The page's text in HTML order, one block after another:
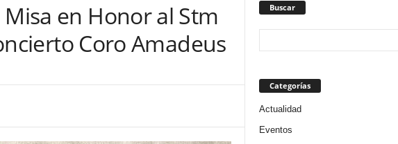
Misa en Honor al Stm
Coro Amadeus
Buscar
Categorías
Actualidad
Eventos